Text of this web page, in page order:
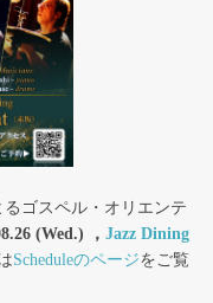
ゴスペル・オリエンテ
(Wed.) ， Jazz Dining
Scheduleのページをご覧